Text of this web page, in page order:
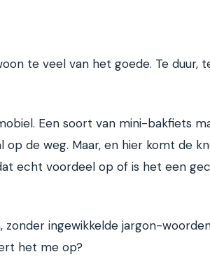
te veel van het goede. Te duur,
Een soort van mini-bakfiets
de weg. Maar, en hier komt de
echt voordeel op of is het een
ingewikkelde jargon-
het me op?